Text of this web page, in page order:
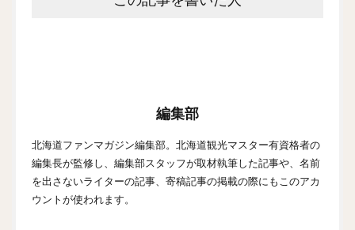
編集部
北海道ファンマガジン編集部。北海道観光マスター有資格者の
編集長が監修し、編集部スタッフが取材執筆した記事や、名前
を出さないライターの記事、寄稿記事の掲載の際にもこのアカ
ウントが使われます。